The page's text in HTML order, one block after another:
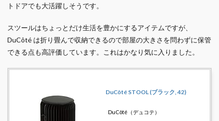
トドアでも大活躍しそうです。
スツールはちょっとだけ生活を豊かにするアイテムですが、
DuCôté は折り畳んで収納できるので部屋の大きさを問わずに保管
できる点も高評価しています。これはかなり気に入りました。
DuCôté STOOL (ブラック, 42)
DuCôté（デュコテ）